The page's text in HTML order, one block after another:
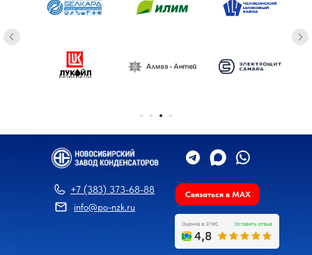
info@po-nzk.ru
+7 (383) 373-68-88 Связаться в MAX